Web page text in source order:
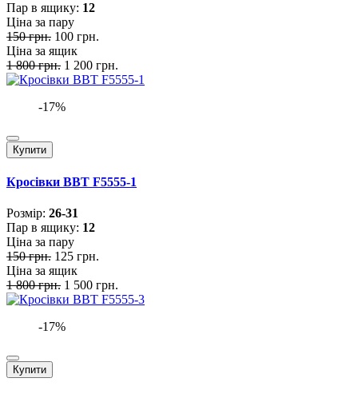
Пар в ящику: 12
Ціна за пару
150 грн. 100 грн.
Ціна за ящик
1 800 грн. 1 200 грн.
-17%
Купити
Кросівки BBT F5555-1
Розмiр: 26-31
Пар в ящику: 12
Ціна за пару
150 грн. 125 грн.
Ціна за ящик
1 800 грн. 1 500 грн.
-17%
Купити